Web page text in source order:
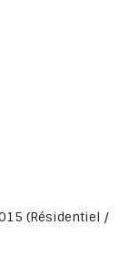
(Résidentiel /